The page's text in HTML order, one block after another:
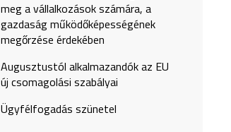
meg a vállalkozások számára, a
gazdaság működőképességének
megőrzése érdekében
Augusztustól alkalmazandók az EU
új csomagolási szabályai
Ügyfélfogadás szünetel